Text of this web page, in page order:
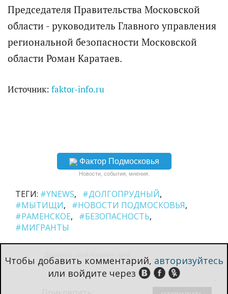
Председателя Правительства Московской
области - руководитель Главного управления
региональной безопасности Московской
области Роман Каратаев.
Источник: faktor-info.ru
Фактор Подмосковья
Новости, события, мнения.
ТЕГИ: #YNEWS
#ДОЛГОПРУДНЫЙ
#МЫТИЩИ
#НОВОСТИ ПОДМОСКОВЬЯ
#РАМЕНСКОЕ
#БЕЗОПАСНОСТЬ
#МИГРАНТЫ
Чтобы добавить комментарий, авторизуйтесь
или войдите через